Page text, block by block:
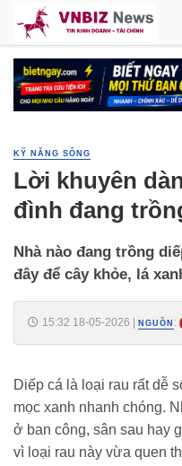
KỸ NĂNG SỐNG
Lời khuyên
đình đang
Nhà nào đang trồng
đây để cây khỏe, lá
15:32 18-05-2026 NGUỒN :
Diếp cá là loại rau rất dễ
mọc xanh nhanh chóng.
ở ban công, sân sau hay
vì loại rau này vừa quen